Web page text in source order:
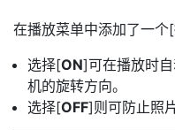
在播放菜单中添加了一个[
选择[ON]可在播放时
机的旋转方向。
选择[OFF]则可防止照